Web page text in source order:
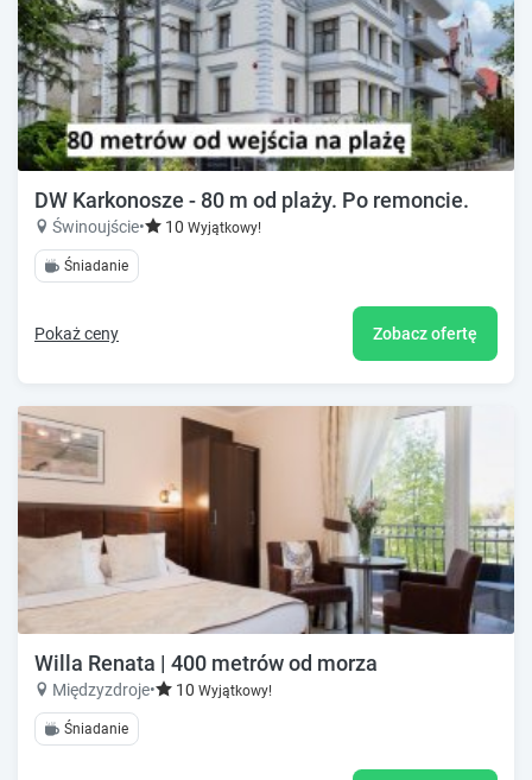
DW Karkonosze - 80 m od plaży. Po remoncie.
Świnoujście• 10 Wyjątkowy!
Śniadanie
Pokaż ceny Zobacz ofertę
Willa Renata | 400 metrów od morza
Międzyzdroje• 10 Wyjątkowy!
Śniadanie